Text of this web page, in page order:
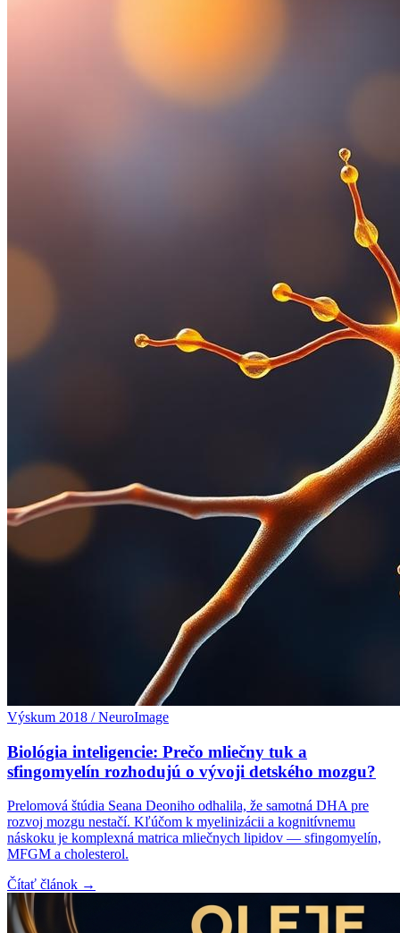
Výskum 2018 / NeuroImage
Biológia inteligencie: Prečo mliečny tuk a
sfingomyelín rozhodujú o vývoji detského mozgu?
Prelomová štúdia Seana Deoniho odhalila, že samotná DHA pre
rozvoj mozgu nestačí. Kľúčom k myelinizácii a kognitívnemu
náskoku je komplexná matrica mliečnych lipidov — sfingomyelín,
MFGM a cholesterol.
Čítať článok →